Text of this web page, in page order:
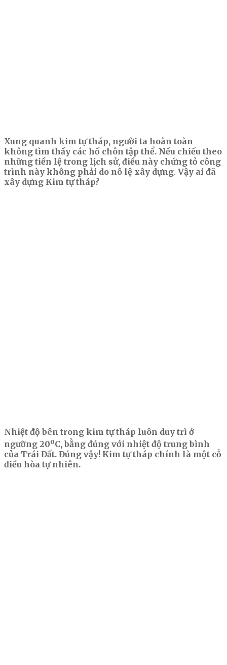
Xung quanh kim tự tháp, người ta hoàn toàn
không tìm thấy các hố chôn tập thể. Nếu chiếu theo
những tiền lệ trong lịch sử, điều này chứng tỏ công
trình này không phải do nô lệ xây dựng. Vậy ai đã
xây dựng Kim tự tháp?
Nhiệt độ bên trong kim tự tháp luôn duy trì ở
ngưỡng 20oC, bằng đúng với nhiệt độ trung bình
của Trái Đất. Đúng vậy! Kim tự tháp chính là một cỗ
điều hòa tự nhiên.